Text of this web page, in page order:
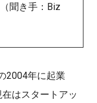
聞き手：Biz
2004年に起業
はスタートアッ